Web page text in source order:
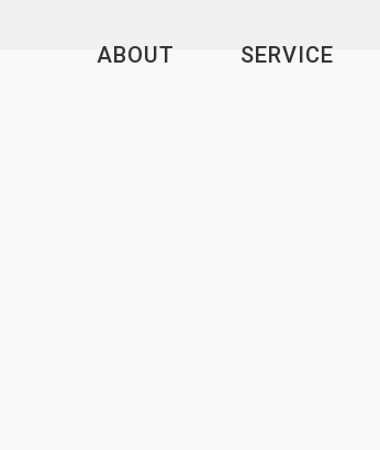
ABOUT SERVICE